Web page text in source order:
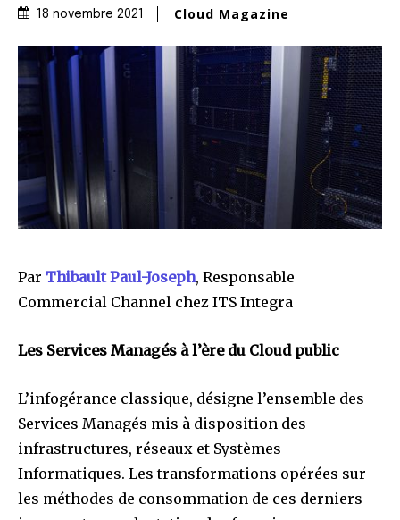
18 novembre 2021 Cloud Magazine
Par Thibault Paul-Joseph, Responsable
Commercial Channel chez ITS Integra
Les Services Managés à l’ère du Cloud public
L’infogérance classique, désigne l’ensemble des
Services Managés mis à disposition des
infrastructures, réseaux et Systèmes
Informatiques. Les transformations opérées sur
les méthodes de consommation de ces derniers